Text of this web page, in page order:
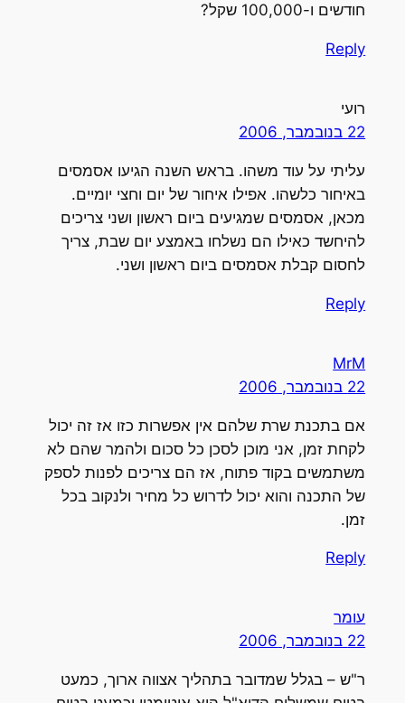
חודשים ו-100,000 שקל?
Reply
רועי
22 בנובמבר, 2006
עליתי על עוד משהו. בראש השנה הגיעו אסמסים
באיחור כלשהו. אפילו איחור של יום וחצי יומיים.
מכאן, אסמסים שמגיעים ביום ראשון ושני צריכים
להיחשד כאילו הם נשלחו באמצע יום שבת, צריך
לחסום קבלת אסמסים ביום ראשון ושני.
Reply
MrM
22 בנובמבר, 2006
אם בתכנת שרת שלהם אין אפשרות כזו אז זה יכול
לקחת זמן, אני מוכן לסכן כל סכום ולהמר שהם לא
משתמשים בקוד פתוח, אז הם צריכים לפנות לספק
של התכנה והוא יכול לדרוש כל מחיר ולנקוב בכל
זמן.
Reply
עומר
22 בנובמבר, 2006
ר"ש – בגלל שמדובר בתהליך אצווה ארוך, כמעט